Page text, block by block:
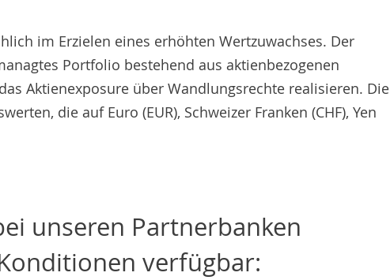
im Erzielen eines erhöhten Wertzuwachses. Der
Portfolio bestehend aus aktienbezogenen
Aktienexposure über Wandlungsrechte realisieren. Die
die auf Euro (EUR), Schweizer Franken (CHF), Yen
unseren Partnerbanken
verfügbar: